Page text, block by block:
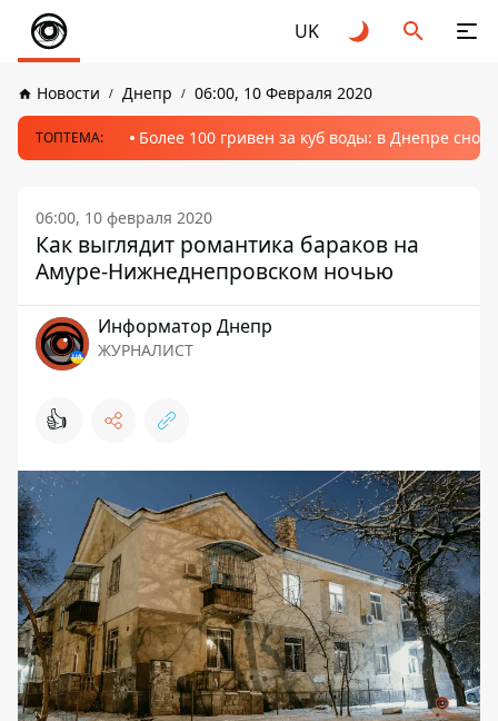
UK
Новости Днепр 06:00, 10 Февраля 2020
ТОПТЕМА: Более 100 гривен за куб воды: в Днепре
06:00, 10 февраля 2020
Как выглядит романтика бараков на
Амуре-Нижнеднепровском ночью
Информатор Днепр
ЖУРНАЛИСТ
👍